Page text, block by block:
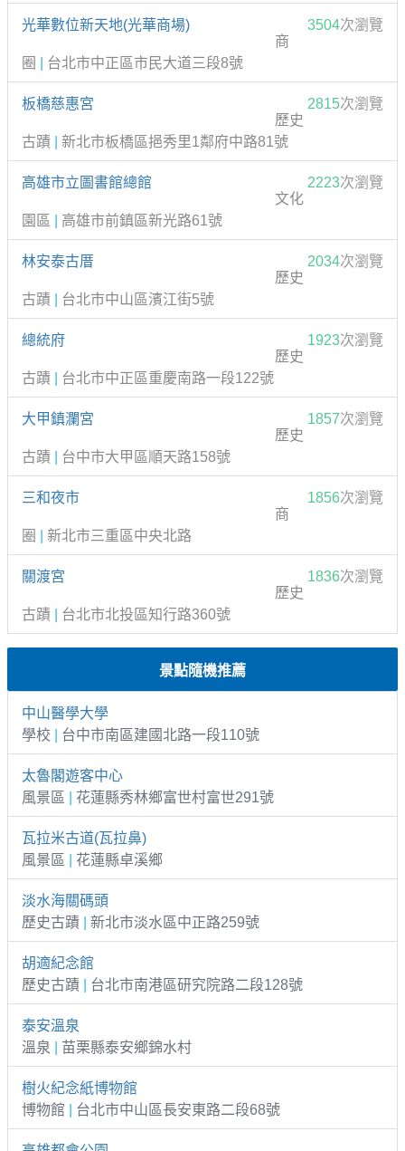
光華數位新天地(光華商場) 3504次瀏覽
商
圈
台北市中正區市民大道三段8號
板橋慈惠宮 2815次瀏覽
歷史
古蹟
新北市板橋區挹秀里1鄰府中路81號
高雄市立圖書館總館 2223次瀏覽
文化
園區
高雄市前鎮區新光路61號
林安泰古厝 2034次瀏覽
歷史
古蹟
台北市中山區濱江街5號
總統府 1923次瀏覽
歷史
古蹟
台北市中正區重慶南路一段122號
大甲鎮瀾宮 1857次瀏覽
歷史
古蹟
台中市大甲區順天路158號
三和夜市 1856次瀏覽
商
圈
新北市三重區中央北路
關渡宮 1836次瀏覽
歷史
古蹟
台北市北投區知行路360號
景點隨機推薦
中山醫學大學
學校
台中市南區建國北路一段110號
太魯閣遊客中心
風景區
花蓮縣秀林鄉富世村富世291號
瓦拉米古道(瓦拉鼻)
風景區
花蓮縣卓溪鄉
淡水海關碼頭
歷史古蹟
新北市淡水區中正路259號
胡適紀念館
歷史古蹟
台北市南港區研究院路二段128號
泰安溫泉
溫泉
苗栗縣泰安鄉錦水村
樹火紀念紙博物館
博物館
台北市中山區長安東路二段68號